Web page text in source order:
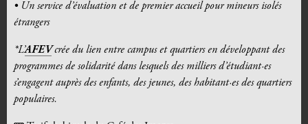
• Un service d’évaluation et de premier accueil pour mineurs isolés
étrangers
*L’AFEVcrée du lien entre campus et quartiers en développant des
programmes de solidarité dans lesquels des milliers d’étudiant·es
s’engagent auprès des enfants, des jeunes, des habitant·es des quartiers
populaires.